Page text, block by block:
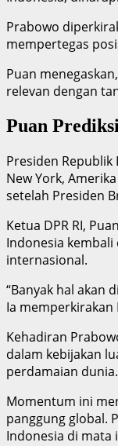
Prabowo
mempertegas
Puan
relevan dengan
Puan
Presiden
New York,
setelah Presiden
Ketua DPR RI,
Indonesia
internasional.
“Banyak hal akan
Ia
Kehadiran
dalam kebijakan
perdamaian dunia.
Momentum ini
panggung global.
Indonesia di mata